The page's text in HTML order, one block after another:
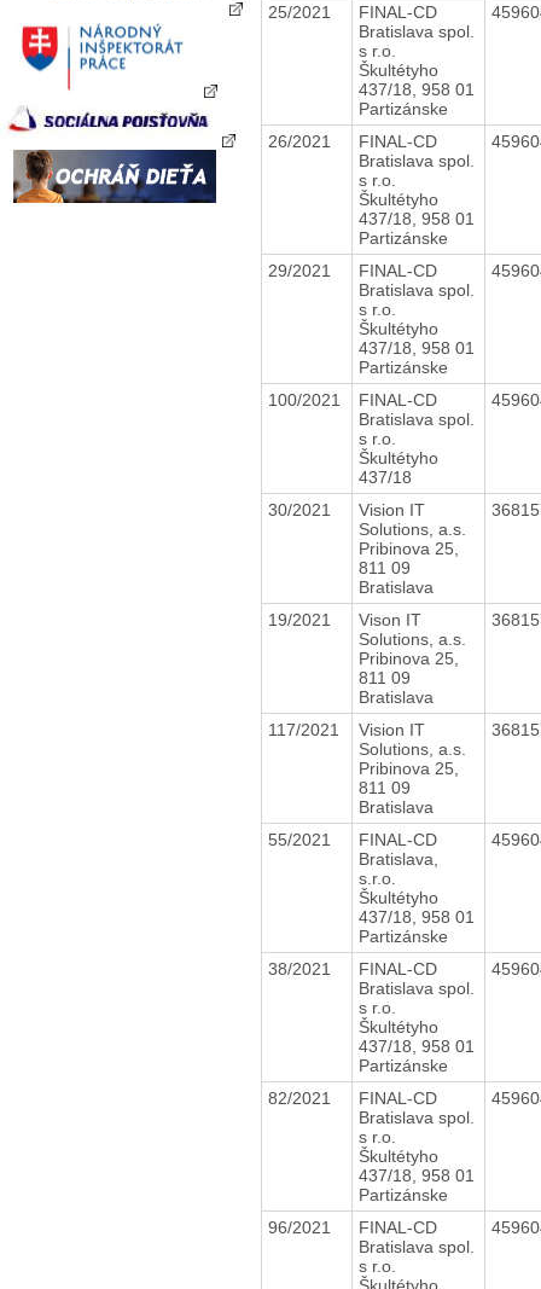
25/2021
FINAL-CD
Bratislava spol.
s r.o.
Škultétyho
437/18, 958 01
Partizánske
26/2021
FINAL-CD
Bratislava spol.
s r.o.
Škultétyho
437/18, 958 01
Partizánske
29/2021
FINAL-CD
Bratislava spol.
s r.o.
Škultétyho
437/18, 958 01
Partizánske
100/2021
FINAL-CD
Bratislava spol.
s r.o.
Škultétyho
437/18
30/2021
Vision IT
Solutions, a.s.
Pribinova 25,
811 09
Bratislava
19/2021
Vison IT
Solutions, a.s.
Pribinova 25,
811 09
Bratislava
117/2021
Vision IT
Solutions, a.s.
Pribinova 25,
811 09
Bratislava
55/2021
FINAL-CD
Bratislava,
s.r.o.
Škultétyho
437/18, 958 01
Partizánske
38/2021
FINAL-CD
Bratislava spol.
s r.o.
Škultétyho
437/18, 958 01
Partizánske
82/2021
FINAL-CD
Bratislava spol.
s r.o.
Škultétyho
437/18, 958 01
Partizánske
96/2021
FINAL-CD
Bratislava spol.
s r.o.